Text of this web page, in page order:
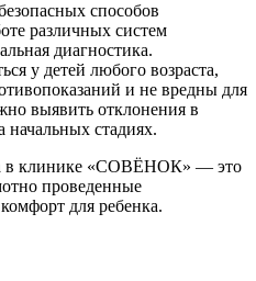
способов
различных систем
диагностика.
у детей любого возраста,
и не вредны для
выявить отклонения в
начальных стадиях.
в клинике «СОВЁНОК» — это
проведенные
для ребенка.